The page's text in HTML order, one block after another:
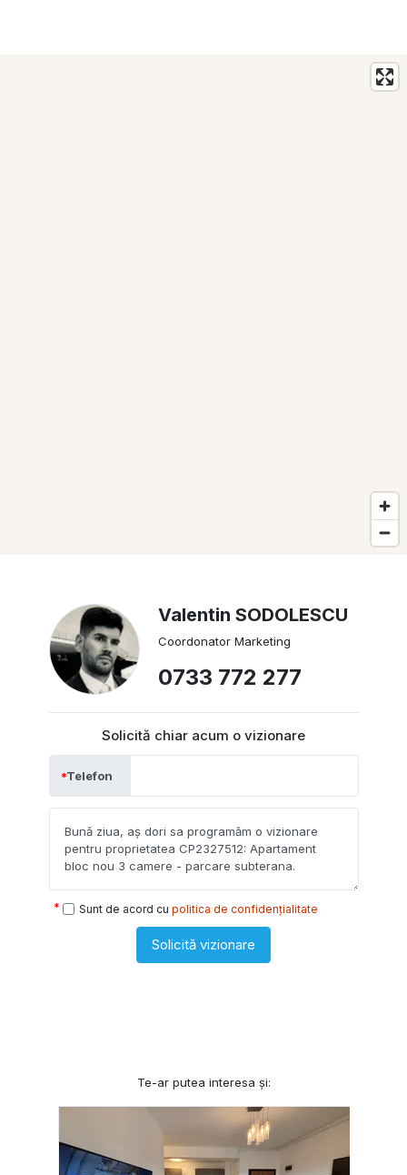
Valentin SODOLESCU
Coordonator Marketing
0733 772 277
Solicită chiar acum o vizionare
Telefon
Sunt de acord cu politica de confidențialitate
Solicită vizionare
Te-ar putea interesa și: